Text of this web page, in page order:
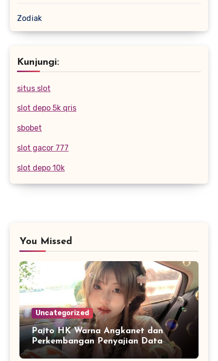
Zodiak
Kunjungi:
situs slot
slot depo 5k qris
sbobet
slot gacor 777
slot depo 10k
You Missed
Uncategorized
Paito HK Warna Angkanet dan
Perkembangan Penyajian Data
Digital yang Lebih Mudah Dianalisis